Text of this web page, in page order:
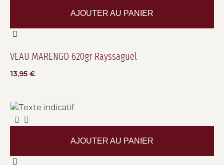
VEAU MARENGO 620gr Rayssaguel
13,95 €
AJOUTER AU PANIER
AJOUTER AU PANIER